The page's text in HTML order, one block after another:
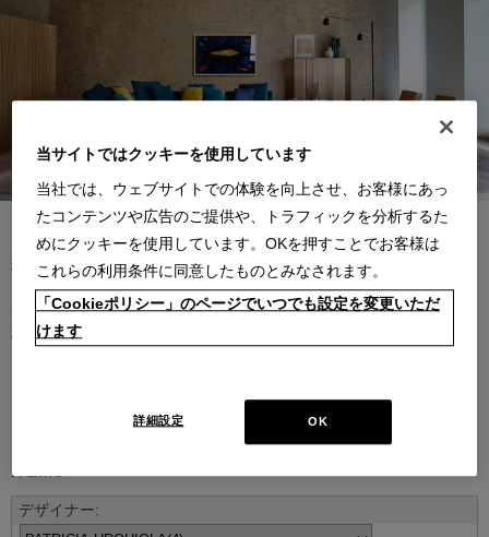
現代を代表する建築家やデザイナーとのコラボレーションによるコ
レクション。
デザイナーの創造性はもとより、そのデザインを支える職人技や素
材のクオリティがなければ、決して実現しないラインナップです。
ITEMS
当サイトではクッキーを使用しています
当社では、ウェブサイトでの体験を向上させ、お客様にあっ
たコンテンツや広告のご提供や、トラフィックを分析するた
めにクッキーを使用しています。OKを押すことでお客様は
これらの利用条件に同意したものとみなされます。
「Cookieポリシー」のページでいつでも設定を変更いただ
けます
OK
詳細設定